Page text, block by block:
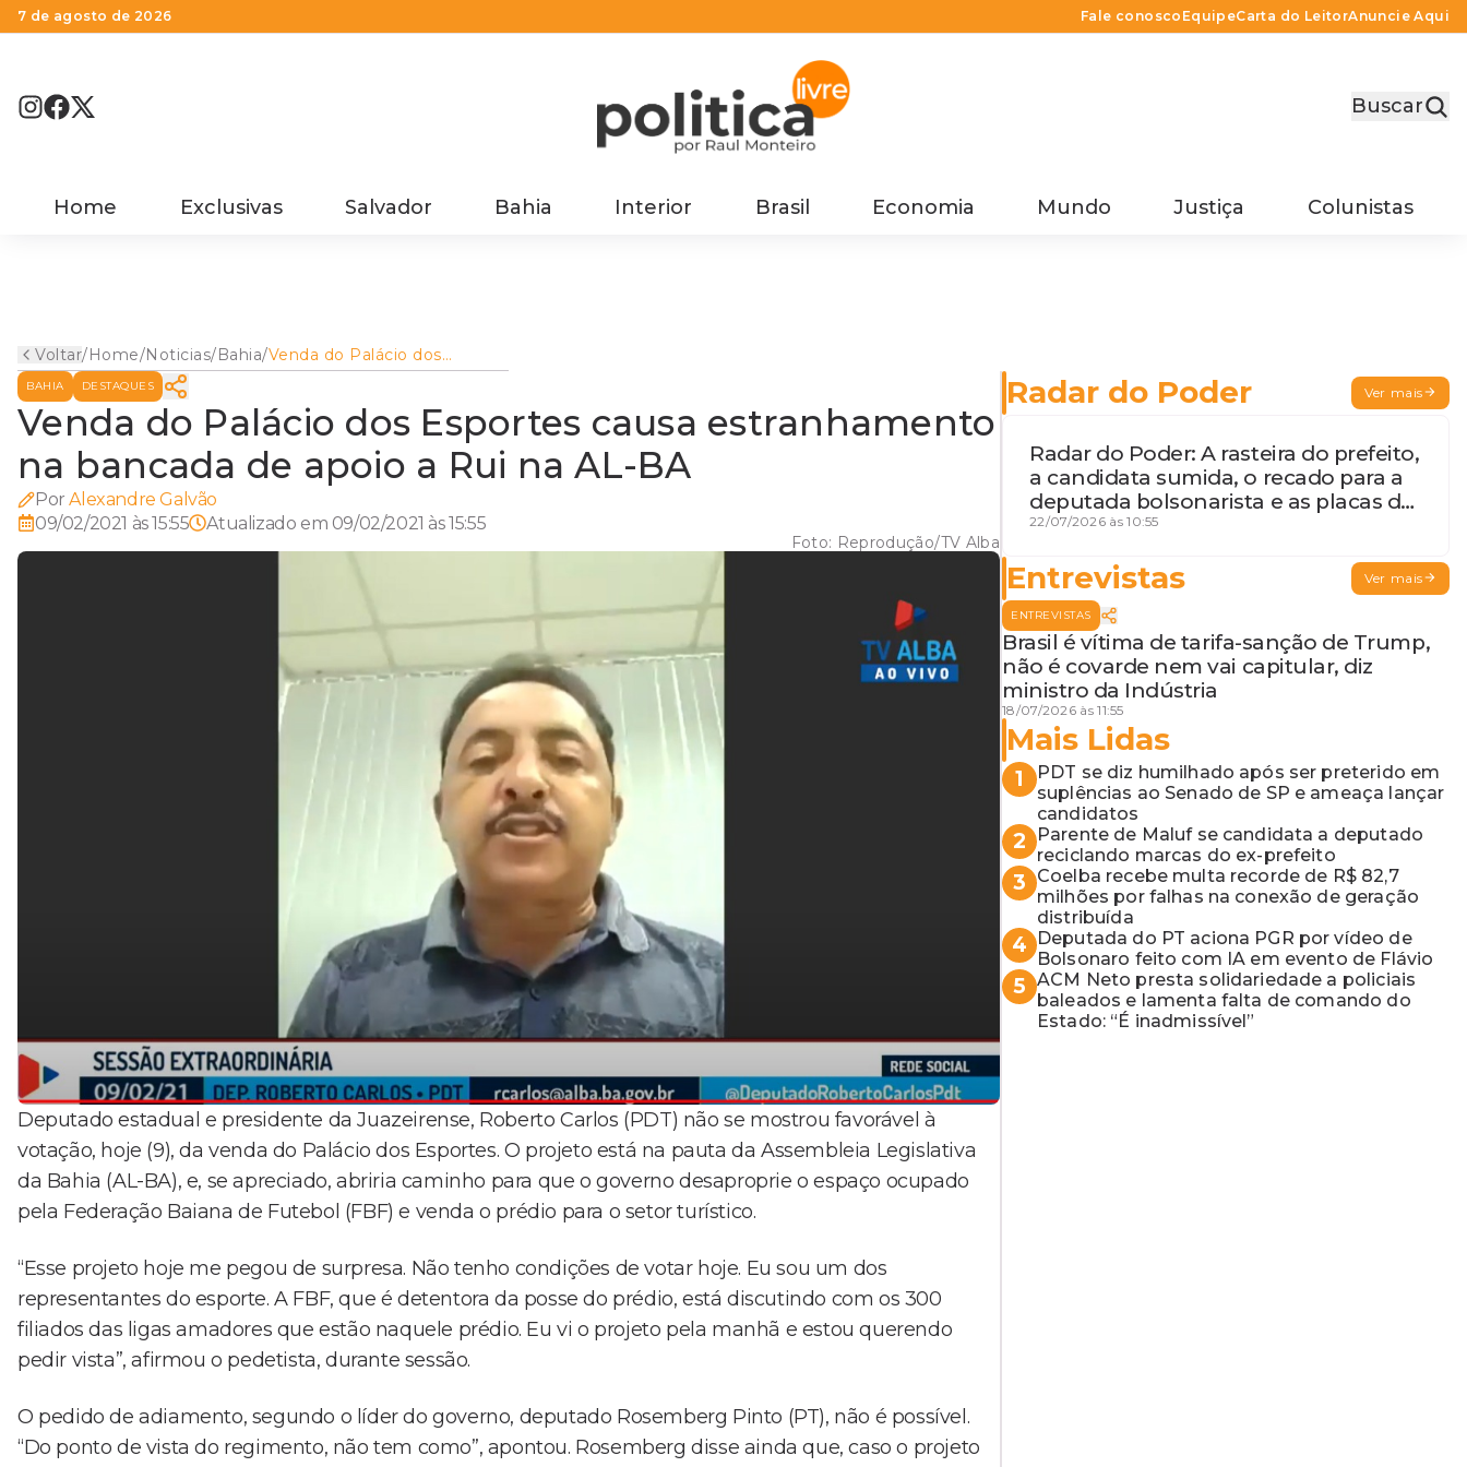
7 de agosto de 2026 Fale conosco EquipeCarta do LeitorAnuncie Aqui
Buscar
Home Exclusivas Salvador Bahia Interior Brasil Economia Mundo Justiça Colunistas
Voltar/Home/Noticias/Bahia/Venda do Palácio dos
Esportes causa
de apoio a Rui na AL-BA
BAHIA DESTAQUES
Venda do Palácio dos Esportes causa estranhamento
na bancada de apoio a Rui na AL-BA
Por Alexandre Galvão
09/02/2021 às 15:55
Atualizado em 09/02/2021 às 15:55
Foto: Reprodução/TV Alba
Deputado estadual e presidente da Juazeirense, Roberto Carlos (PDT) não se mostrou favorável à
votação, hoje (9), da venda do Palácio dos Esportes. O projeto está na pauta da Assembleia Legislativa
da Bahia (AL-BA), e, se apreciado, abriria caminho para que o governo desaproprie o espaço ocupado
pela Federação Baiana de Futebol (FBF) e venda o prédio para o setor turístico.
“Esse projeto hoje me pegou de surpresa. Não tenho condições de votar hoje. Eu sou um dos
representantes do esporte. A FBF, que é detentora da posse do prédio, está discutindo com os 300
filiados das ligas amadores que estão naquele prédio. Eu vi o projeto pela manhã e estou querendo
pedir vista”, afirmou o pedetista, durante sessão.
O pedido de adiamento, segundo o líder do governo, deputado Rosemberg Pinto (PT), não é possível.
“Do ponto de vista do regimento, não tem como”, apontou. Rosemberg disse ainda que, caso o projeto
Radar do Poder Ver mais
Radar do Poder: A rasteira do prefeito,
a candidata sumida, o recado para a
deputada bolsonarista e as placas da
discórdia
22/07/2026 às 10:55
Entrevistas Ver mais
ENTREVISTAS
Brasil é vítima de tarifa-sanção de Trump,
não é covarde nem vai capitular, diz
ministro da Indústria
18/07/2026 às 11:55
Mais Lidas
1
PDT se diz humilhado após ser preterido em
suplências ao Senado de SP e ameaça lançar
candidatos
2
Parente de Maluf se candidata a deputado
reciclando marcas do ex-prefeito
3
Coelba recebe multa recorde de R$ 82,7
milhões por falhas na conexão de geração
distribuída
4
Deputada do PT aciona PGR por vídeo de
Bolsonaro feito com IA em evento de Flávio
5 ACM Neto presta solidariedade a policiais
baleados e lamenta falta de comando do
Estado: “É inadmissível”